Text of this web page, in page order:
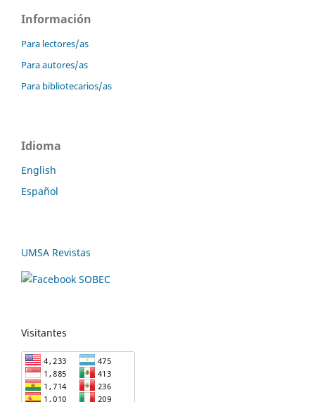
Información
Para lectores/as
Para autores/as
Para bibliotecarios/as
Idioma
English
Español
UMSA Revistas
Visitantes